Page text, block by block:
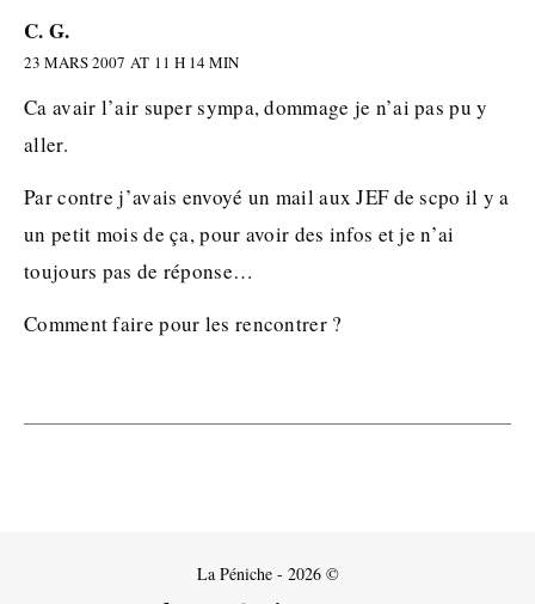
C. G.
23 MARS 2007 AT 11 H 14 MIN
Ca avair l’air super sympa, dommage je n’ai pas pu y
aller.
Par contre j’avais envoyé un mail aux JEF de scpo il y a
un petit mois de ça, pour avoir des infos et je n’ai
toujours pas de réponse…
Comment faire pour les rencontrer ?
La Péniche - 2026 ©